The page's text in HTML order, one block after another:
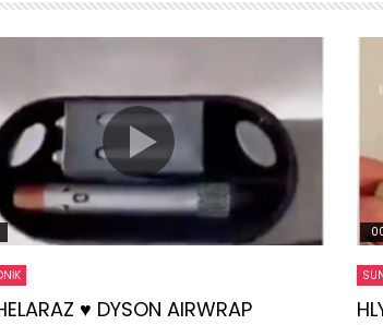
♥️ DYSON AIRWRAP